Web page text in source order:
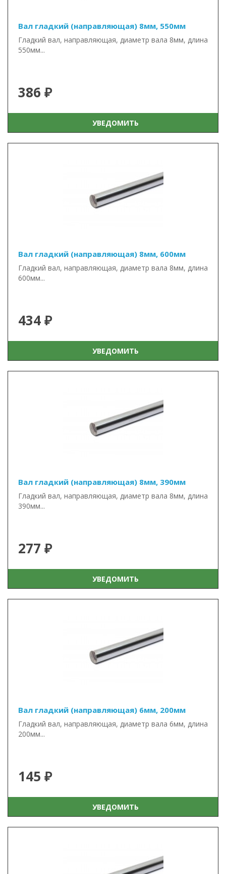
Вал гладкий (направляющая) 8мм, 550мм
Гладкий вал, направляющая, диаметр вала 8мм, длина
550мм...
386 ₽
УВЕДОМИТЬ
Вал гладкий (направляющая) 8мм, 600мм
Гладкий вал, направляющая, диаметр вала 8мм, длина
600мм...
434 ₽
УВЕДОМИТЬ
Вал гладкий (направляющая) 8мм, 390мм
Гладкий вал, направляющая, диаметр вала 8мм, длина
390мм...
277 ₽
УВЕДОМИТЬ
Вал гладкий (направляющая) 6мм, 200мм
Гладкий вал, направляющая, диаметр вала 6мм, длина
200мм...
145 ₽
УВЕДОМИТЬ